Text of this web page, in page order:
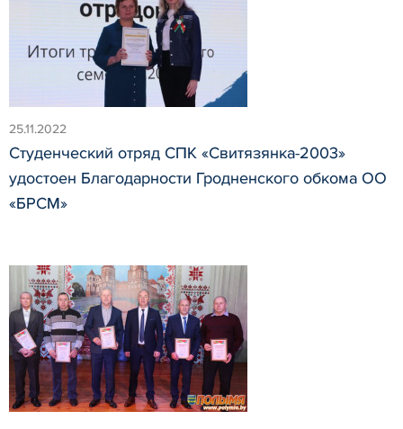
25.11.2022
Студенческий отряд СПК «Свитязянка-2003»
удостоен Благодарности Гродненского обкома ОО
«БРСМ»